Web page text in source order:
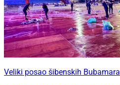
Veliki posao šibenskih Bubamara